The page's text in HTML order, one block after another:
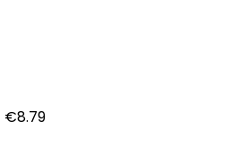
€8.79